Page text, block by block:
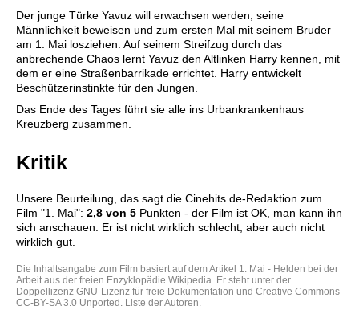
Der junge Türke Yavuz will erwachsen werden, seine
Männlichkeit beweisen und zum ersten Mal mit seinem Bruder
am 1. Mai losziehen. Auf seinem Streifzug durch das
anbrechende Chaos lernt Yavuz den Altlinken Harry kennen, mit
dem er eine Straßenbarrikade errichtet. Harry entwickelt
Beschützerinstinkte für den Jungen.
Das Ende des Tages führt sie alle ins Urbankrankenhaus
Kreuzberg zusammen.
Kritik
Unsere Beurteilung, das sagt die Cinehits.de-Redaktion zum
Film "1. Mai": 2,8 von 5 Punkten - der Film ist OK, man kann ihn
sich anschauen. Er ist nicht wirklich schlecht, aber auch nicht
wirklich gut.
Die Inhaltsangabe zum Film basiert auf dem Artikel 1. Mai - Helden bei der
Arbeitaus der freien Enzyklopädie Wikipedia. Er steht unter der
Doppellizenz GNU-Lizenz für freie Dokumentation und Creative Commons
CC-BY-SA 3.0 Unported . Liste der Autoren.